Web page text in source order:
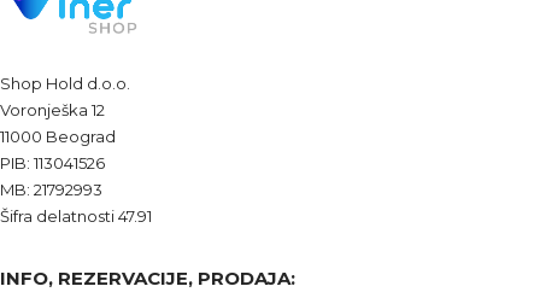
Shop Hold d.o.o.
Voronješka 12
11000 Beograd
PIB: 113041526
MB: 21792993
Šifra delatnosti 47.91
INFO, REZERVACIJE, PRODAJA: